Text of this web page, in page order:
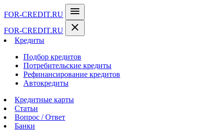
FOR-CREDIT.RU menu
FOR-CREDIT.RU close
Кредиты
Подбор кредитов
Потребительские кредиты
Рефинансирование кредитов
Автокредиты
Кредитные карты
Статьи
Вопрос / Ответ
Банки